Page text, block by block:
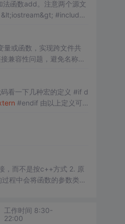
函数add。注意两个源文
量或函数，实现跨文件共
兼容性问题，避免名称修
下几种宏的定义 #if d
#endif 由以上定义可
，而不是按c++方式 2. 原
程中会将函数的参数类型
工作时间 8:30-
22:00